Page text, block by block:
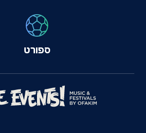
ספורט